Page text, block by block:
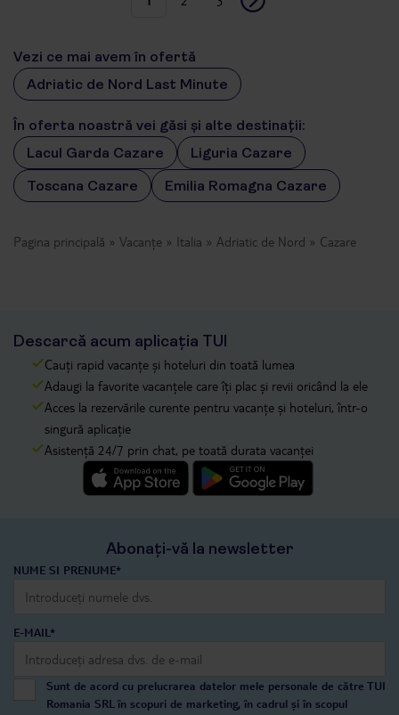
Vezi ce mai avem în ofertă
Adriatic de Nord Last Minute
În oferta noastră vei găsi și alte destinații:
Lacul Garda Cazare
Liguria Cazare
Toscana Cazare
Emilia Romagna Cazare
Pagina principală Vacanțe Italia Adriatic de Nord Cazare
Descarcă acum aplicația TUI
Cauți rapid vacanțe și hoteluri din toată lumea
Adaugi la favorite vacanțele care îți plac și revii oricând la ele
Acces la rezervările curente pentru vacanțe și hoteluri, într-o
singură aplicație
Asistență 24/7 prin chat, pe toată durata vacanței
Abonați-vă la newsletter
NUME SI PRENUME*
E-MAIL*
Sunt de acord cu prelucrarea datelor mele personale de către TUI
Romania SRL în scopuri de marketing, în cadrul și în scopul